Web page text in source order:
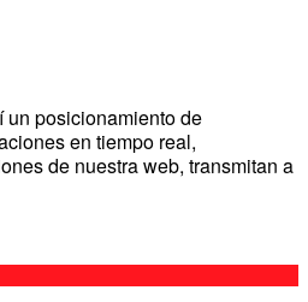
un posicionamiento de
en tiempo real,
de nuestra web, transmitan a